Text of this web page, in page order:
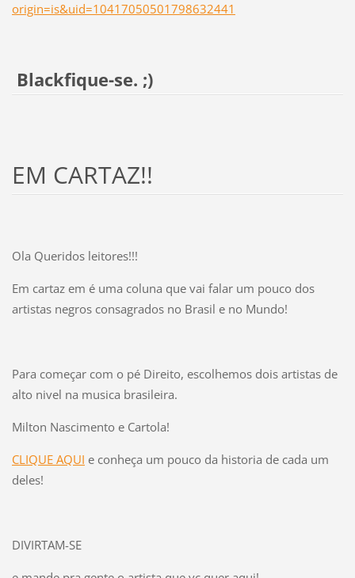
origin=is&uid=10417050501798632441
Blackfique-se. ;)
EM CARTAZ!!
Ola Queridos leitores!!!
Em cartaz em é uma coluna que vai falar um pouco dos
artistas negros consagrados no Brasil e no Mundo!
Para começar com o pé Direito, escolhemos dois artistas de
alto nivel na musica brasileira.
Milton Nascimento e Cartola!
CLIQUE AQUI e conheça um pouco da historia de cada um
deles!
DIVIRTAM-SE